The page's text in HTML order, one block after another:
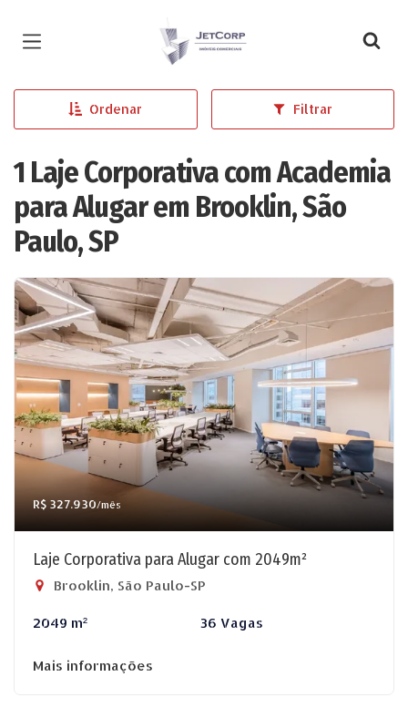
Página inicial
Ordenar Filtrar
1 Laje Corporativa com Academia
para Alugar em Brooklin, São
Paulo, SP
R$ 327.930/mês
Laje Corporativa para Alugar com 2049m²
Brooklin, São Paulo-SP
2049 m² 36 Vagas
Mais informações